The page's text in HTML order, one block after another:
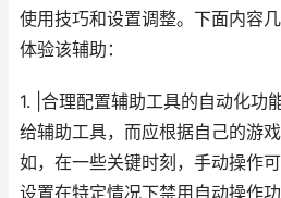
使用技巧和设置调整。下面内容
体验该辅助：
1. |合理配置辅助工具的自动化功
给辅助工具，而应根据自己的游
如，在一些关键时刻，手动操作
设置在特定情况下禁用自动操作功